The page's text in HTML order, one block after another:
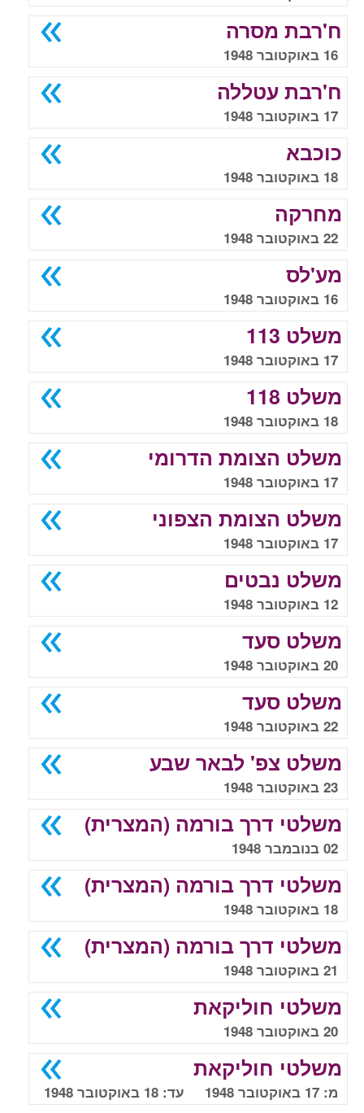
ח'רבת מסרה
16 באוקטובר 1948
ח'רבת עטללה
17 באוקטובר 1948
כוכבא
18 באוקטובר 1948
מחרקה
22 באוקטובר 1948
מע'לס
16 באוקטובר 1948
משלט 113
17 באוקטובר 1948
משלט 118
18 באוקטובר 1948
משלט הצומת הדרומי
17 באוקטובר 1948
משלט הצומת הצפוני
17 באוקטובר 1948
משלט נבטים
12 באוקטובר 1948
משלט סעד
20 באוקטובר 1948
משלט סעד
22 באוקטובר 1948
משלט צפ' לבאר שבע
23 באוקטובר 1948
משלטי דרך בורמה (המצרית)
02 בנובמבר 1948
משלטי דרך בורמה (המצרית)
18 באוקטובר 1948
משלטי דרך בורמה (המצרית)
21 באוקטובר 1948
משלטי חוליקאת
20 באוקטובר 1948
משלטי חוליקאת
מ: 17 באוקטובר 1948 עד: 18 באוקטובר 1948